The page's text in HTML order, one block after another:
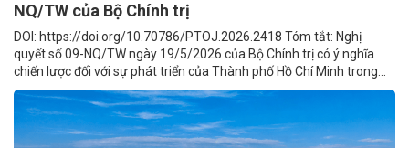
NQ/TW của Bộ Chính trị
DOI: https://doi.org/10.70786/PTOJ.2026.2418 Tóm tắt: Nghị
quyết số 09-NQ/TW ngày 19/5/2026 của Bộ Chính trị có ý nghĩa
chiến lược đối với sự phát triển của Thành phố Hồ Chí Minh trong...